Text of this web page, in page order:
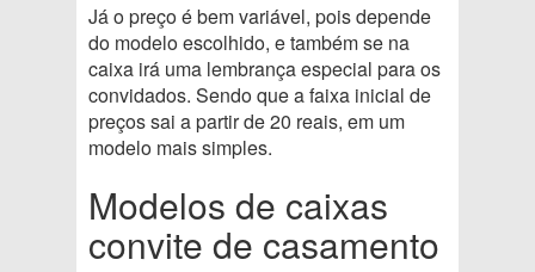
Já o preço é bem variável, pois depende
do modelo escolhido, e também se na
caixa irá uma lembrança especial para os
convidados. Sendo que a faixa inicial de
preços sai a partir de 20 reais, em um
modelo mais simples.
Modelos de caixas
convite de casamento